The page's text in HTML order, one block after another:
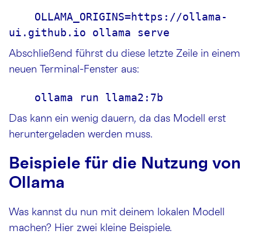
ui.github.io ollama serve
Abschließend führst du diese letzte Zeile in einem
neuen Terminal-Fenster aus:
    ollama run llama2:7b
Das kann ein wenig dauern, da das Modell erst
heruntergeladen werden muss.
Beispiele für die Nutzung von
Ollama
Was kannst du nun mit deinem lokalen Modell
machen? Hier zwei kleine Beispiele.